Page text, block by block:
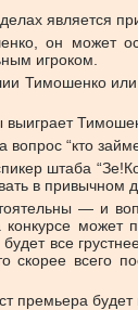
является
он может
игроком.
Тимошенко
“кто
штаба
в привычном
— и
может
все
скорее всего
премьера